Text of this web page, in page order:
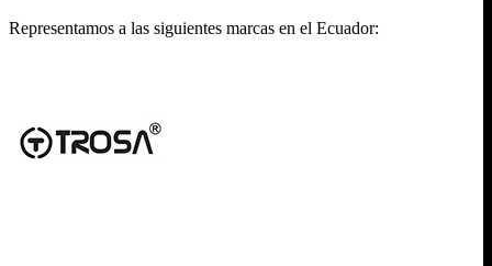
Representamos a las siguientes marcas en el Ecuador: